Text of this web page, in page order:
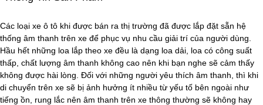
Các loại xe ô tô khi được bán ra thị trường đã được lắp đặt sẵn hệ
thống âm thanh trên xe để phục vụ nhu cầu giải trí của người dùng.
Hầu hết những loa lắp theo xe đều là dạng loa dải, loa có công suất
thấp, chất lượng âm thanh không cao nên khi bạn nghe sẽ cảm thấy
không được hài lòng. Đối với những người yêu thích âm thanh, thì khi
di chuyển trên xe sẽ bị ảnh hưởng ít nhiều từ yếu tố bên ngoài như
tiếng ồn, rung lắc nên âm thanh trên xe thông thường sẽ không hay